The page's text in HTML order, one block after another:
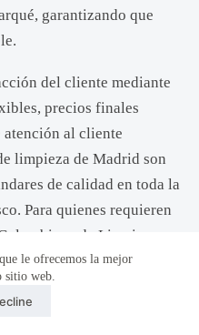
le ofrecemos la mejor
sitio web.
garantizando que
del cliente mediante
precios finales
atención al cliente
limpieza de Madrid son
de calidad en toda la
Para quienes requieren
de Limpiezas y
a medida.
allá de la limpieza,